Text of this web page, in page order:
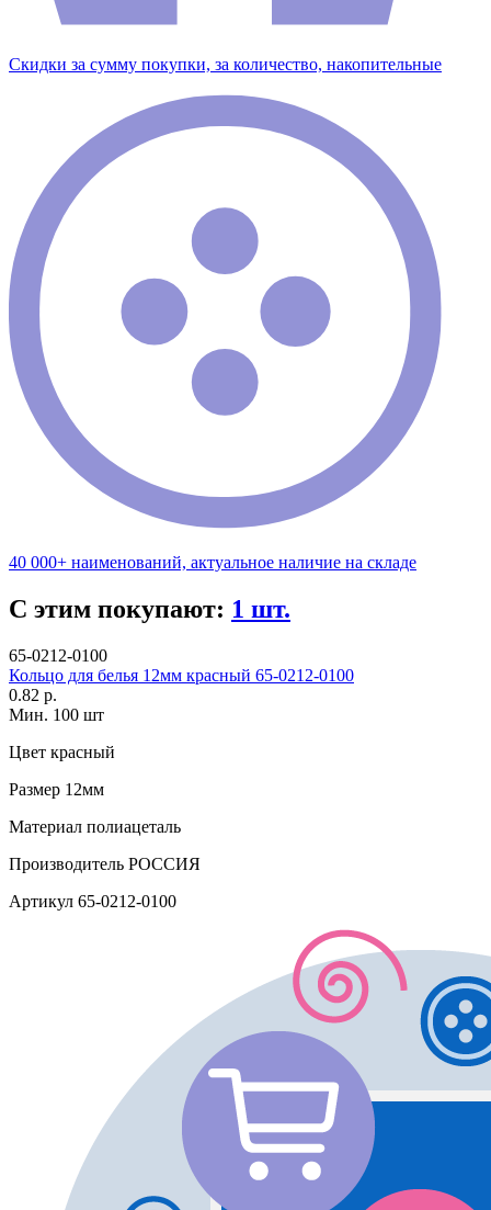
Скидки за сумму покупки, за количество, накопительные
40 000+ наименований, актуальное наличие на складе
С этим покупают: 1 шт.
65-0212-0100
Кольцо для белья 12мм красный 65-0212-0100
0.82 р.
Мин. 100 шт
Цвет красный
Размер 12мм
Материал полиацеталь
Производитель РОССИЯ
Артикул 65-0212-0100